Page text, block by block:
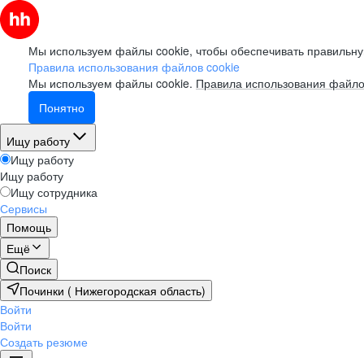
Мы используем файлы cookie, чтобы обеспечивать
Правила использования файлов cookie
Мы используем файлы cookie. Правила использования
Понятно
Ищу работу
Ищу работу
Ищу работу
Ищу сотрудника
Сервисы
Помощь
Ещё
Поиск
Починки ( Нижегородская область)
Войти
Войти
Создать резюме